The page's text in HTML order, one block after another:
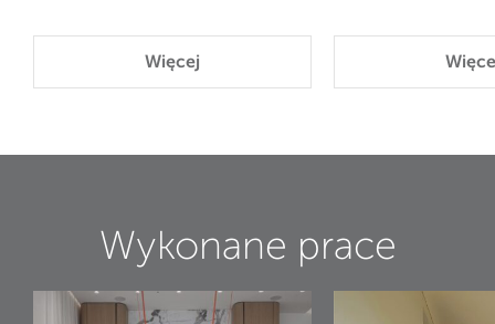
Więcej
Wykonane prace